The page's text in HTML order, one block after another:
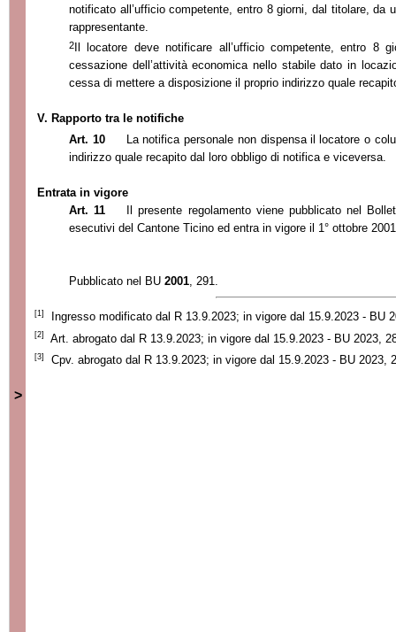
>
notificato all’ufficio competente, entro 8 giorni, dal titolare, da
rappresentante.
2Il locatore deve notificare all’ufficio competente, entro 8
cessazione dell’attività economica nello stabile dato in
cessa di mettere a disposizione il proprio indirizzo quale
V. Rapporto tra le notifiche
Art. 10
La notifica personale non dispensa il locatore o
indirizzo quale recapito dal loro obbligo di notifica e viceversa.
Entrata in vigore
Art. 11
Il presente regolamento viene pubblicato nel
esecutivi del Cantone Ticino ed entra in vigore il 1° ottobre
Pubblicato nel BU 2001 , 291.
[1] Ingresso modificato dal R 13.9.2023; in vigore dal 15.9.2023 - BU
[2] Art. abrogato dal R 13.9.2023; in vigore dal 15.9.2023 - BU 2023,
[3] Cpv. abrogato dal R 13.9.2023; in vigore dal 15.9.2023 - BU 2023,